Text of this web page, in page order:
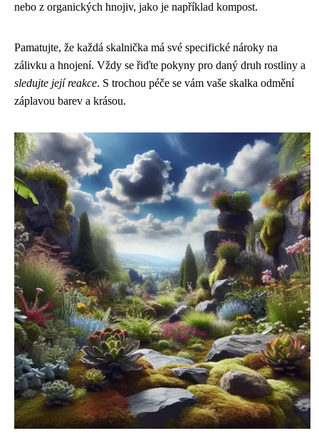
nebo z organických hnojiv, jako je například kompost.
Pamatujte, že každá skalnička má své specifické nároky na
zálivku a hnojení. Vždy se řiďte pokyny pro daný druh rostliny a
sledujte její reakce. S trochou péče se vám vaše skalka odmění
záplavou barev a krásou.